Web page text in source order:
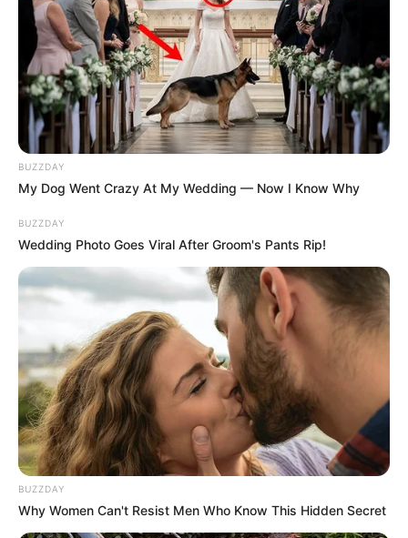
BUZZDAY
My Dog Went Crazy At My Wedding — Now I Know Why
BUZZDAY
Wedding Photo Goes Viral After Groom's Pants Rip!
BUZZDAY
Why Women Can't Resist Men Who Know This Hidden Secret